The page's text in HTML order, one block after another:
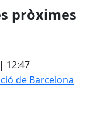
pròximes
12:47
de Barcelona